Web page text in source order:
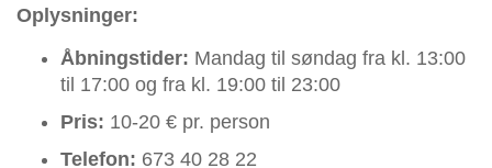
Oplysninger:
Åbningstider: Mandag til søndag fra kl. 13:00
til 17:00 og fra kl. 19:00 til 23:00
Pris: 10-20 € pr. person
Telefon: 673 40 28 22